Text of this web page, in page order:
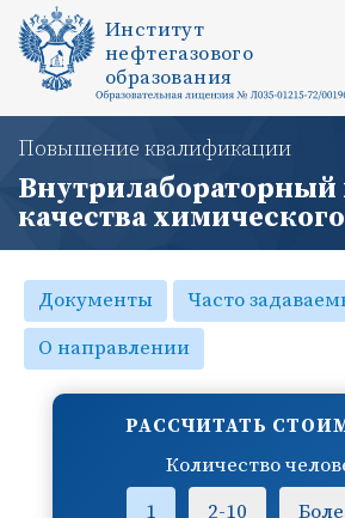
Институт
нефтегазового
образования
Повышение квалификации
Внутрилабораторный
качества
Документы
Часто
О направлении
РАССЧИТАТЬ
Количество
1
2-10